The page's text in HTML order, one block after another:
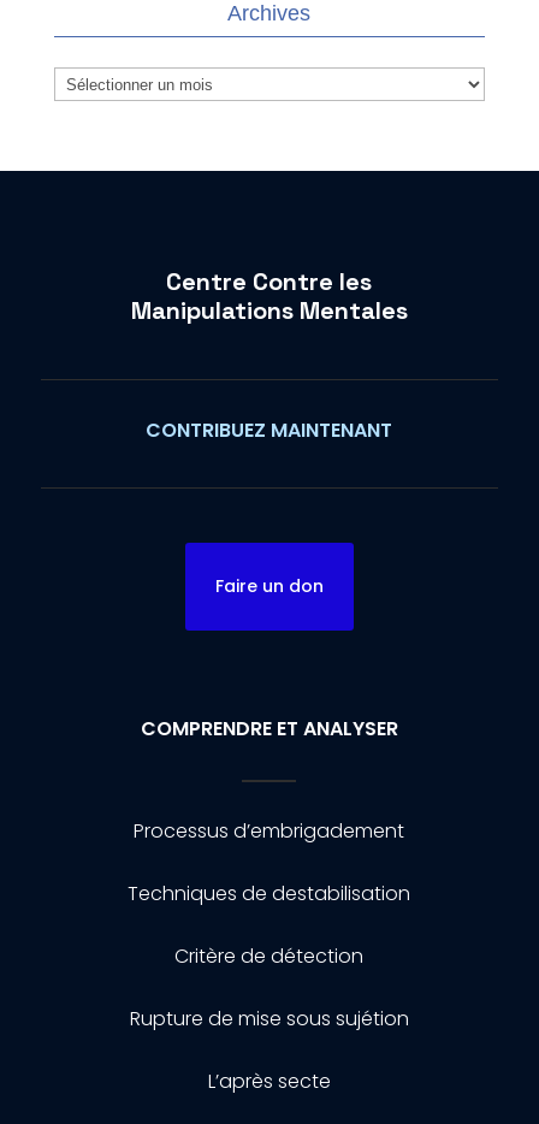
Archives
Archives
Centre Contre les
Manipulations Mentales
CONTRIBUEZ MAINTENANT
Faire un don
COMPRENDRE ET ANALYSER
Processus d’embrigadement
Techniques de destabilisation
Critère de détection
Rupture de mise sous sujétion
L’après secte